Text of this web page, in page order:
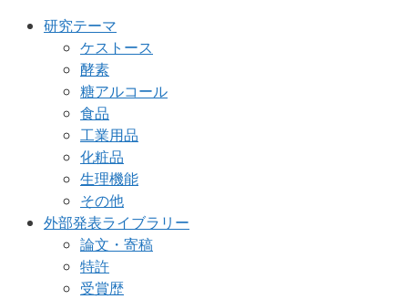
研究テーマ
ケストース
酵素
糖アルコール
食品
工業用品
化粧品
生理機能
その他
外部発表ライブラリー
論文・寄稿
特許
受賞歴